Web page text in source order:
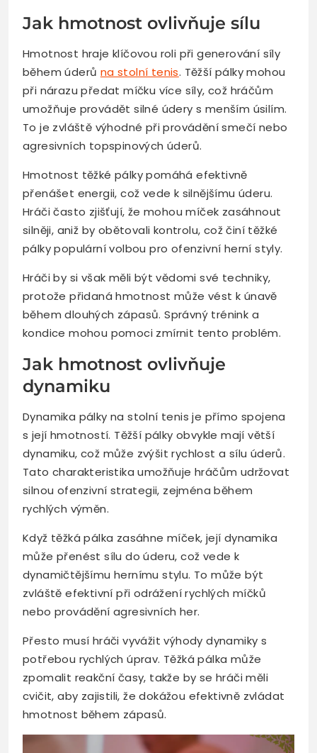
Jak hmotnost ovlivňuje sílu
Hmotnost hraje klíčovou roli při generování síly
během úderů na stolní tenis. Těžší pálky mohou
při nárazu předat míčku více síly, což hráčům
umožňuje provádět silné údery s menším úsilím.
To je zvláště výhodné při provádění smečí nebo
agresivních topspinových úderů.
Hmotnost těžké pálky pomáhá efektivně
přenášet energii, což vede k silnějšímu úderu.
Hráči často zjišťují, že mohou míček zasáhnout
silněji, aniž by obětovali kontrolu, což činí těžké
pálky populární volbou pro ofenzivní herní styly.
Hráči by si však měli být vědomi své techniky,
protože přidaná hmotnost může vést k únavě
během dlouhých zápasů. Správný trénink a
kondice mohou pomoci zmírnit tento problém.
Jak hmotnost ovlivňuje
dynamiku
Dynamika pálky na stolní tenis je přímo spojena
s její hmotností. Těžší pálky obvykle mají větší
dynamiku, což může zvýšit rychlost a sílu úderů.
Tato charakteristika umožňuje hráčům udržovat
silnou ofenzivní strategii, zejména během
rychlých výměn.
Když těžká pálka zasáhne míček, její dynamika
může přenést sílu do úderu, což vede k
dynamičtějšímu hernímu stylu. To může být
zvláště efektivní při odrážení rychlých míčků
nebo provádění agresivních her.
Přesto musí hráči vyvážit výhody dynamiky s
potřebou rychlých úprav. Těžká pálka může
zpomalit reakční časy, takže by se hráči měli
cvičit, aby zajistili, že dokážou efektivně zvládat
hmotnost během zápasů.